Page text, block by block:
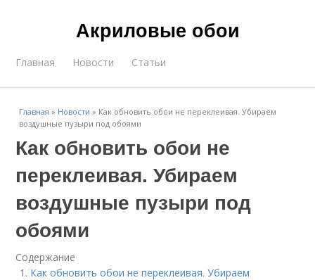
Акриловые обои
Главная Новости Статьи
Главная » Новости » Как обновить обои не переклеивая. Убираем
воздушные пузыри под обоями
Как обновить обои не
переклеивая. Убираем
воздушные пузыри под
обоями
Содержание
Как обновить обои не переклеивая. Убираем